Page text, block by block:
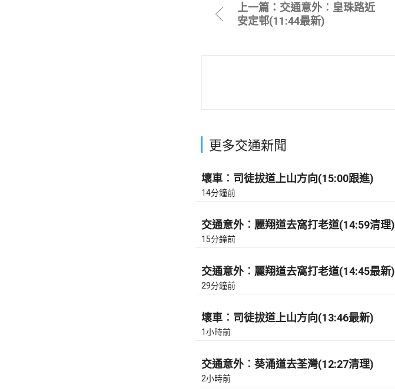
上一篇：交通意外︰皇珠路近
安定邨(11:44最新)
更多交通新聞
壞車︰司徒拔道上山方向(15:00跟進)
14分鐘前
交通意外︰麗翔道去窩打老道(14:59清理)
15分鐘前
交通意外︰麗翔道去窩打老道(14:45最新)
29分鐘前
壞車︰司徒拔道上山方向(13:46最新)
1小時前
交通意外︰葵涌道去荃灣(12:27清理)
2小時前